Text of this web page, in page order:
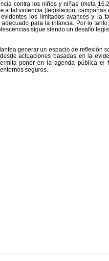
contra los niños y niñas (meta
a tal violencia (legislación, campañas
los limitados avances y la
para la infancia. Por lo
sigue siendo un desafío
generar un espacio de reflexión
actuaciones basadas en la
poner en la agenda pública el
seguros.